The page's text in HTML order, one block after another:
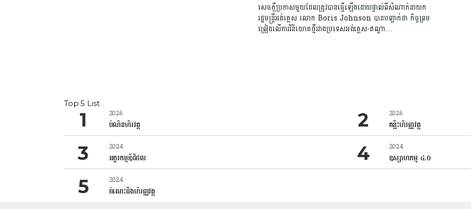
សេចក្តីប្រកាសមួយដែលត្រូវបានធ្វើឡើងដោយផ្ទាល់ពីសំណាក់នាយក
រដ្ឋមន្ត្រីអង់គ្លេស លោក Boris Johnson បានបញ្ជាក់ថា កិច្ច​ព្រម
ព្រៀង​លើ​ការវិនិយោគថ្មីរវាងប្រទេសអង់គ្លេស-ឥណ្ឌា…
Top 5 List
2026
បំណិនហិរវត្ថុ
2026
គន្លឹះហិរញ្ញវត្ថុ
2024
អក្ខរកម្មឌីជីថល
2024
ឧស្សាហកម្ម ៤.០
2024
ចំណេះដឹងហិរញ្ញវត្ថុ